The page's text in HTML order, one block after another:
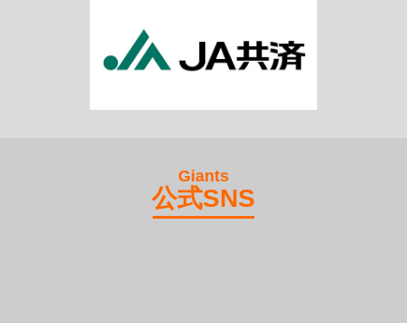
Giants
公式SNS